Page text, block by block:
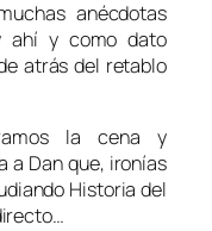
anécdotas
ahí y como dato
atrás del retablo
la cena y
a Dan que, ironías
Historia del